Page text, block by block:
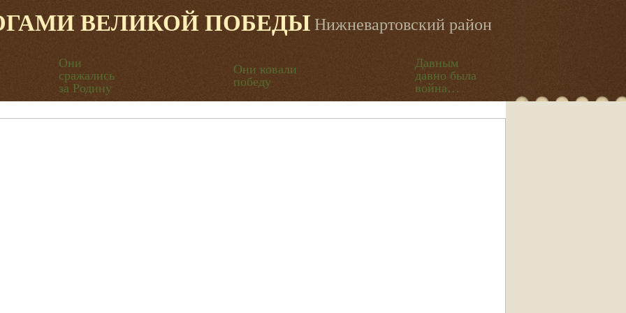
ВЕЛИКОЙ ПОБЕДЫ Нижневартовский район
Они
сражались
за Родину
Они ковали
победу
Давным
давно была
война…